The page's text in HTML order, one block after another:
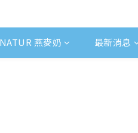
燕麥奶 最新消息